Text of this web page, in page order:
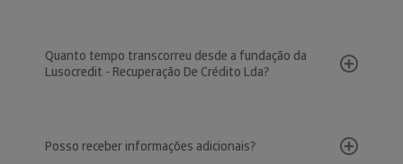
Quanto tempo transcorreu desde a fundação da
Lusocredit - Recuperação De Crédito Lda?
Posso receber informações adicionais?